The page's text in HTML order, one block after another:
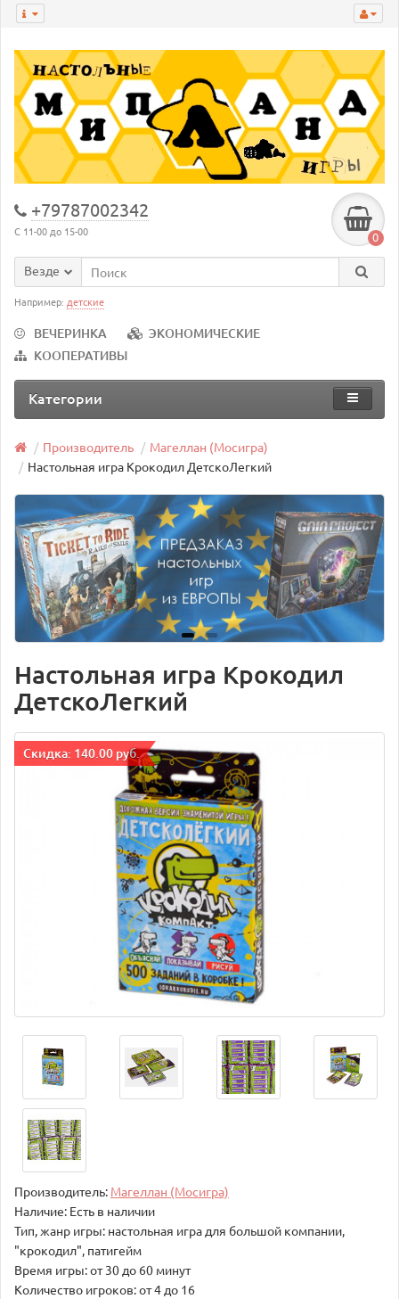
+79787002342
С 11-00 до 15-00 0
Везде
Например: детские
ВЕЧЕРИНКА
ЭКОНОМИЧЕСКИЕ
КООПЕРАТИВЫ
Категории
Производитель
Магеллан (Мосигра)
Настольная игра Крокодил ДетскоЛегкий
Настольная игра Крокодил
ДетскоЛегкий
Cкидка: 140.00 руб.
Производитель: Магеллан (Мосигра)
Наличие: Есть в наличии
Тип, жанр игры: настольная игра для большой компании,
"крокодил", патигейм
Время игры: от 30 до 60 минут
Количество игроков: от 4 до 16